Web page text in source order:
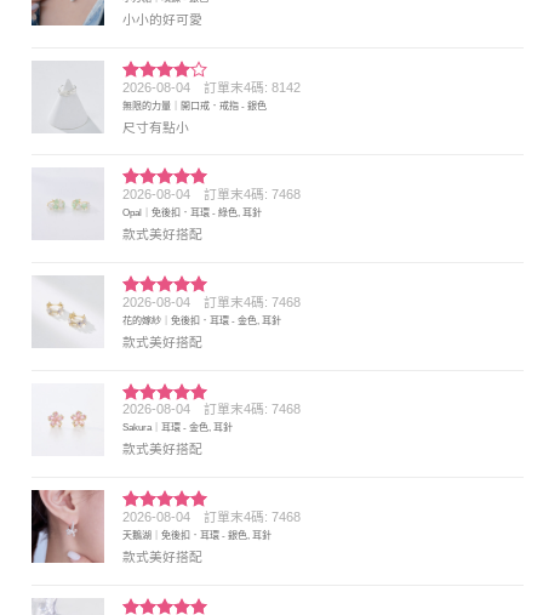
分 5
小小的好可愛
評分4
滿分 5
2026-08-04 訂單末4碼: 8142
無限的力量｜開口戒．戒指 - 銀色
尺寸有點小
評分5 滿
分 5
2026-08-04 訂單末4碼: 7468
Opal｜免後扣．耳環 - 綠色, 耳針
款式美好搭配
評分5 滿
分 5
2026-08-04 訂單末4碼: 7468
花的嫁紗｜免後扣．耳環 - 金色, 耳針
款式美好搭配
評分5 滿
分 5
2026-08-04 訂單末4碼: 7468
Sakura｜耳環 - 金色, 耳針
款式美好搭配
評分5 滿
分 5
2026-08-04 訂單末4碼: 7468
天鵝湖｜免後扣．耳環 - 銀色, 耳針
款式美好搭配